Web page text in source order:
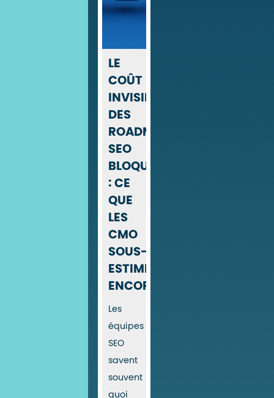
LE
COÛT
INVISIBLE
DES
ROADMAPS
SEO
BLOQUÉES
: CE
QUE
LES
CMO
SOUS-
ESTIMENT
ENCORE
Les
équipes
SEO
savent
souvent
quoi